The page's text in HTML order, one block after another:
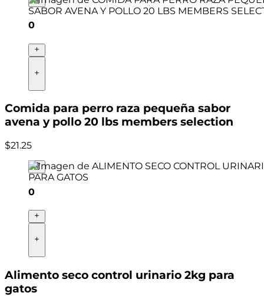
0
Comida para perro raza pequeña sabor
avena y pollo 20 lbs members selection
$21.25
0
Alimento seco control urinario 2kg para
gatos